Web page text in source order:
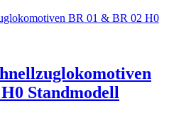
Standmodell